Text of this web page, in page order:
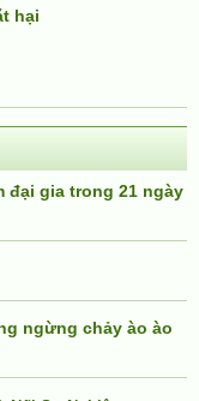
hại
đại gia trong 21 ngày
ngừng chảy ào ào